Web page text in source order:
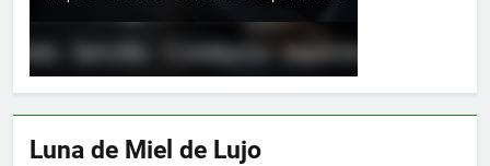
Luna de Miel de Lujo